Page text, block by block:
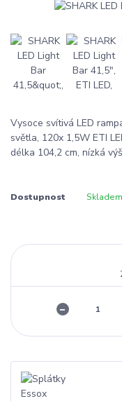
Vysoce svítivá LED
světla, 120x 1,5W ETI
délka 104,2 cm, nízká
Dostupnost